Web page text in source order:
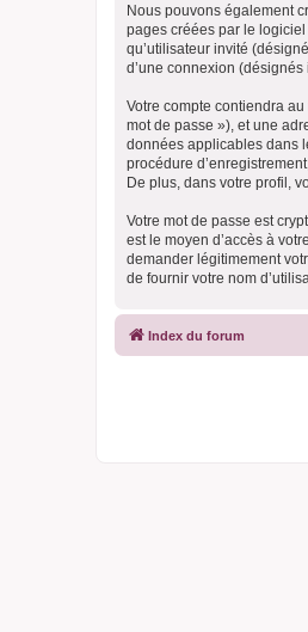
Nous pouvons également
pages créées par le
qu’utilisateur invité
d’une connexion (désignés
Votre compte contiendra
mot de passe »), et une
données applicables dans
procédure
De plus, dans votre profil,
Votre mot de passe est
est le moyen d’accès à
demander légitimement
de fournir votre nom
Index du forum